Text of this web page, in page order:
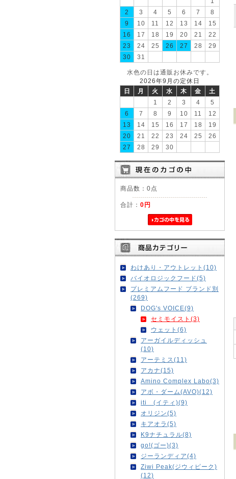
2
3 4 5 6 7
8
9
10 11 12 13 14
15
16
17 18 19 20 21
22
23
24 25 26 27 28
29
30
31
水色の日は通販お休みです。
2026年9月の定休日
日
月 火 水 木 金
土
1
2 3 4
5
6
7 8 9 10 11
12
13
14 15 16 17 18
19
20
21 22 23 24 25
26
27
28 29 30
商品数：0点
合計： 0円
わけあり・アウトレット(10)
バイオロジックフード(5)
プレミアムフード ブランド別
(269)
DOG's VOICE(9)
セミモイスト(3)
ウェット(6)
アーガイルディッシュ
(10)
アーテミス(11)
アカナ(15)
Amino Complex Labo(3)
アボ・ダーム(AVO)(12)
iti (イティ)(9)
オリジン(5)
キアオラ(5)
K9ナチュラル(8)
go!(ゴー)(3)
ジーランディア(4)
Ziwi Peak(ジウィピーク)
(12)